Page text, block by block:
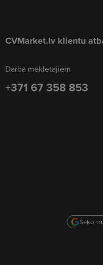
CVMarket.lv klientu
Darba meklētājiem
+371 67 358 853
Seko